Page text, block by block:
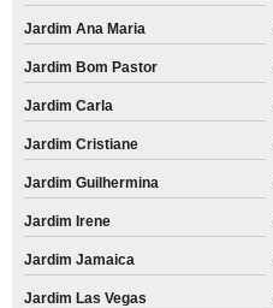
Jardim Ana Maria
Jardim Bom Pastor
Jardim Carla
Jardim Cristiane
Jardim Guilhermina
Jardim Irene
Jardim Jamaica
Jardim Las Vegas